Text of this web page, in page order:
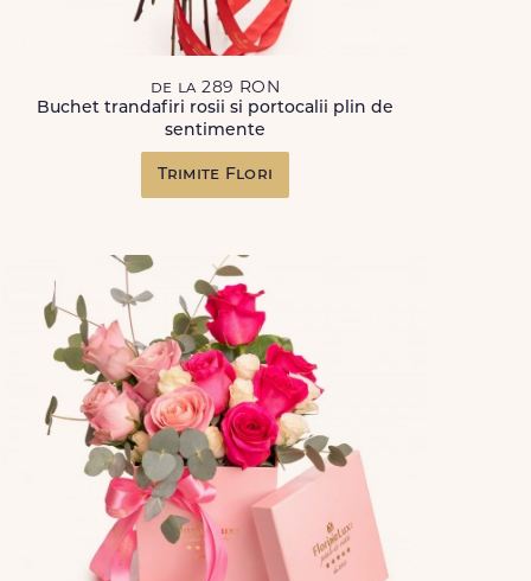
de la 289 RON
Buchet trandafiri rosii si portocalii plin de
sentimente
Trimite Flori